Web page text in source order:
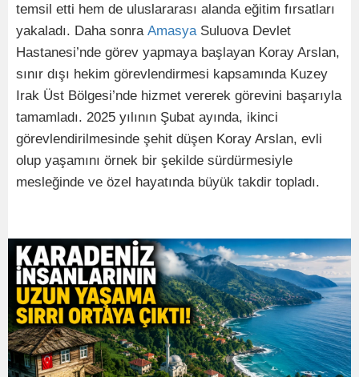
temsil etti hem de uluslararası alanda eğitim fırsatları
yakaladı. Daha sonra Amasya Suluova Devlet
Hastanesi’nde görev yapmaya başlayan Koray Arslan,
sınır dışı hekim görevlendirmesi kapsamında Kuzey
Irak Üst Bölgesi’nde hizmet vererek görevini başarıyla
tamamladı. 2025 yılının Şubat ayında, ikinci
görevlendirilmesinde şehit düşen Koray Arslan, evli
olup yaşamını örnek bir şekilde sürdürmesiyle
mesleğinde ve özel hayatında büyük takdir topladı.